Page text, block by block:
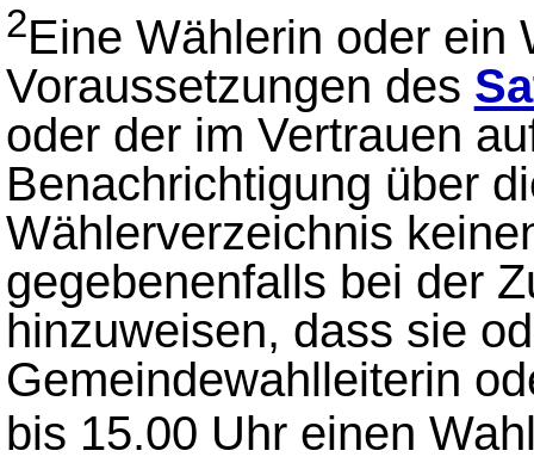
2Eine Wählerin oder ein
Voraussetzungen des
oder der im Vertrauen
Benachrichtigung über
Wählerverzeichnis
gegebenenfalls bei der
hinzuweisen, dass sie
Gemeindewahlleiterin
bis 15.00 Uhr einen